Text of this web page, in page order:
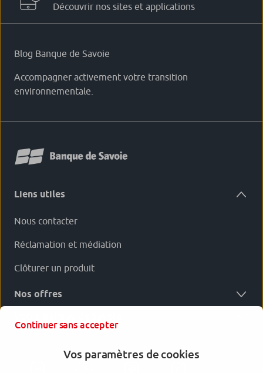
Découvrir nos sites et applications
Blog Banque de Savoie
Accompagner activement votre transition
environnementale.
Liens utiles
Nous contacter
Réclamation et médiation
Clôturer un produit
Nos offres
Continuer sans accepter
Vos paramètres de cookies